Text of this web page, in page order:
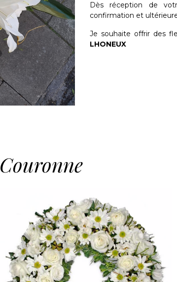
Dès réception de
confirmation et
Je souhaite offrir des
LHONEUX
Couronne